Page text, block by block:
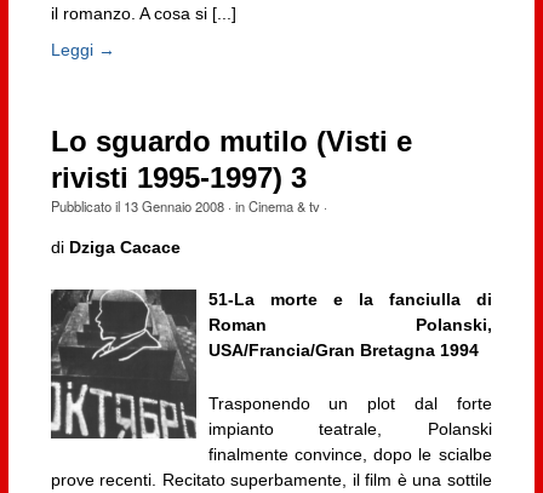
il romanzo. A cosa si [...]
Leggi →
Lo sguardo mutilo (Visti e
rivisti 1995-1997) 3
Pubblicato il 13 Gennaio 2008· inCinema & tv·
di Dziga Cacace
51-La morte e la fanciulla di
Roman Polanski,
USA/Francia/Gran Bretagna 1994
Trasponendo un plot dal forte
impianto teatrale, Polanski
finalmente convince, dopo le scialbe
prove recenti. Recitato superbamente, il film è una sottile